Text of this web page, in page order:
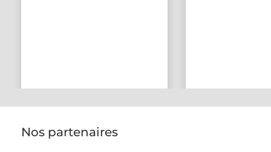
Nos partenaires